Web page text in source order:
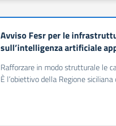
Avviso Fesr per le
sull’intelligenza artificiale
Rafforzare in modo strutturale le
È l’obiettivo della Regione